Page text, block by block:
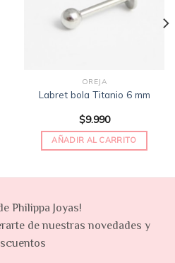
deseos
OREJA
Labret bola Titanio 6 mm
$9.990
AÑADIR AL CARRITO
Philippa Joyas!
de nuestras novedades y